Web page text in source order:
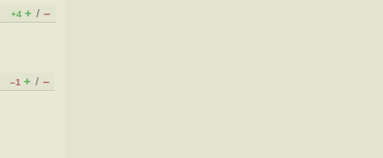
+4 + / –
–1 + / –